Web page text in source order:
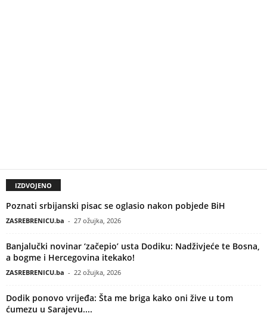
IZDVOJENO
Poznati srbijanski pisac se oglasio nakon pobjede BiH
ZASREBRENICU.ba - 27 ožujka, 2026
Banjalučki novinar ‘začepio’ usta Dodiku: Nadživjeće te Bosna,
a bogme i Hercegovina itekako!
ZASREBRENICU.ba - 22 ožujka, 2026
Dodik ponovo vrijeđa: Šta me briga kako oni žive u tom
ćumezu u Sarajevu....